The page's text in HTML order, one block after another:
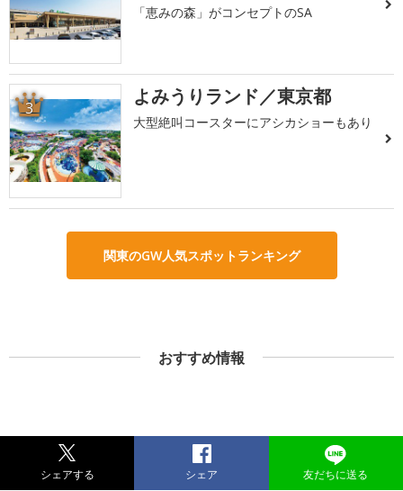
「恵みの森」がコンセプトのSA
3 よみうりランド／東京都
大型絶叫コースターにアシカショーもあり
関東のGW人気スポットランキング
おすすめ情報
シェアする シェア 友だちに送る